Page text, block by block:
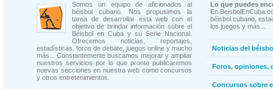
Somos un equipo de aficionados al
béisbol cubano. Nos propusimos la
tarea de desarrollar esta web con el
objetivo de brindar información sobre el
Béisbol en Cuba y su Serie Nacional.
Ofrecemos noticias, reportajes,
estadísticas, foros de debate, juegos online y mucho
más... Constantemente buscamos mejorar y ampliar
nuestros servicios por lo que pronto publicaremos
nuevas secciones en nuestra web como concursos
y otros entretenimientos.
Lo que puedes
En
béisbol cubano,
los juegos y más...
Noticias del
Foros, opiniones,
Concursos sobre